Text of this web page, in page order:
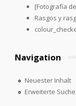
[Fotografía
Rasgos y
Navigation
Neuester Inhalt
Erweiterte Suche